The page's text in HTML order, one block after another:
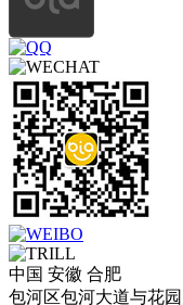
中国 安徽 合肥
包河区包河大道与花